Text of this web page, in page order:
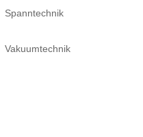
Spanntechnik
Vakuumtechnik